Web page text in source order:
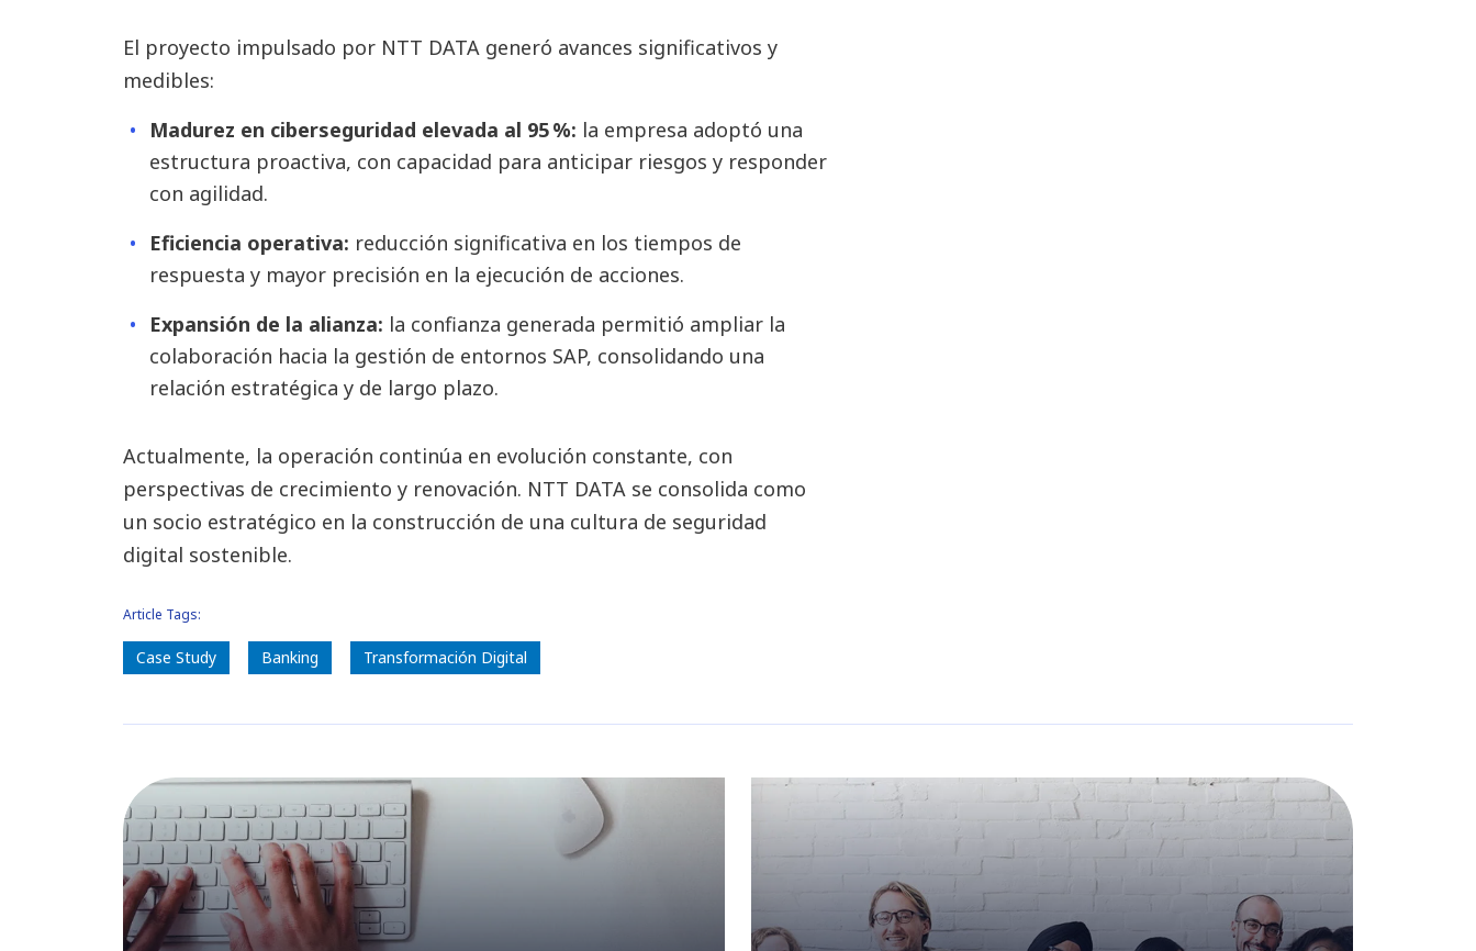
El proyecto impulsado por NTT DATA generó avances significativos y
medibles:
Madurez en ciberseguridad elevada al 95 %: la empresa adoptó una
estructura proactiva, con capacidad para anticipar riesgos y responder
con agilidad.
Eficiencia operativa: reducción significativa en los tiempos de
respuesta y mayor precisión en la ejecución de acciones.
Expansión de la alianza: la confianza generada permitió ampliar la
colaboración hacia la gestión de entornos SAP, consolidando una
relación estratégica y de largo plazo.
Actualmente, la operación continúa en evolución constante, con
perspectivas de crecimiento y renovación. NTT DATA se consolida como
un socio estratégico en la construcción de una cultura de seguridad
digital sostenible.
Article Tags:
Case Study Banking Transformación Digital